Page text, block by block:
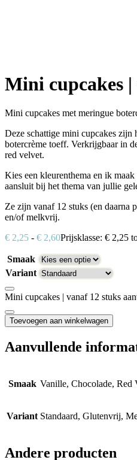
Mini cupcakes
Mini cupcakes met meringue
Deze schattige mini cupcakes
botercrème toeff. Verkrijgbaar in
red velvet.
Kies een kleurenthema en ik
aansluit bij het thema van jullie
Ze zijn vanaf 12 stuks (en daarna
en/of melkvrij.
€ 2,25 - € 2,60Prijsklasse: € 2,25
Smaak
Variant
Mini cupcakes | vanaf 12 stuks
Toevoegen aan winkelwagen
Aanvullende
Smaak Vanille, Chocolade, Red
Variant Standaard, Glutenvrij,
Andere producten